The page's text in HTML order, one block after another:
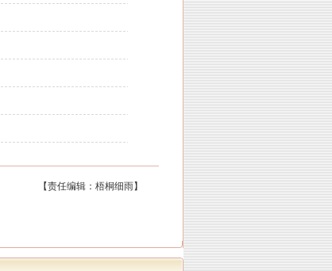
【责任编辑：梧桐细雨】